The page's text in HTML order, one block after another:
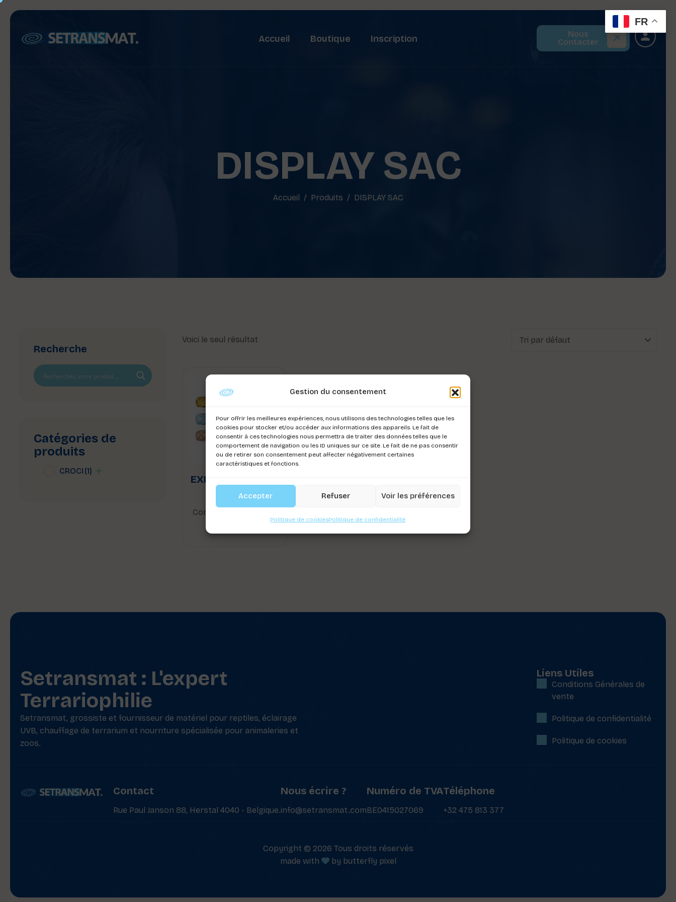
Gestion du consentement
Pour offrir les meilleures expériences, nous utilisons des technologies telles que les
cookies pour stocker et/ou accéder aux informations des appareils. Le fait de
consentir à ces technologies nous permettra de traiter des données telles que le
comportement de navigation ou les ID uniques sur ce site. Le fait de ne pas consentir
ou de retirer son consentement peut affecter négativement certaines
caractéristiques et fonctions.
Accepter Refuser Voir les préférences
Politique de cookiesPolitique de confidentialité
Accueil Boutique Inscription
Nous
Contacter
DISPLAY SAC
Accueil Produits DISPLAY SAC
Recherche
Catégories de
produits
CROCI (1)
Voici le seul résultat
EXPO POOP AWAY
86 PCS
Connectez-vous pour
Setransmat : L'expert
Terrariophilie
Setransmat, grossiste et fournisseur de matériel pour reptiles, éclairage
UVB, chauffage de terrarium et nourriture spécialisée pour animaleries et
zoos.
Liens Utiles
Conditions Générales de
vente
Politique de confidentialité
Politique de cookies
Contact
Rue Paul Janson 88, Herstal 4040 - Belgique.
Nous écrire ?
info@setransmat.com
Numéro de TVA
BE0415027069
Téléphone
+32 475 813 377
Copyright © 2026 Tous droits réservés
made with
by butterfly pixel
FR